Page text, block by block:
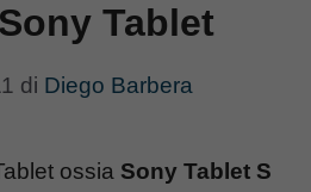
Tablet
di Diego Barbera
ossia Sony Tablet S